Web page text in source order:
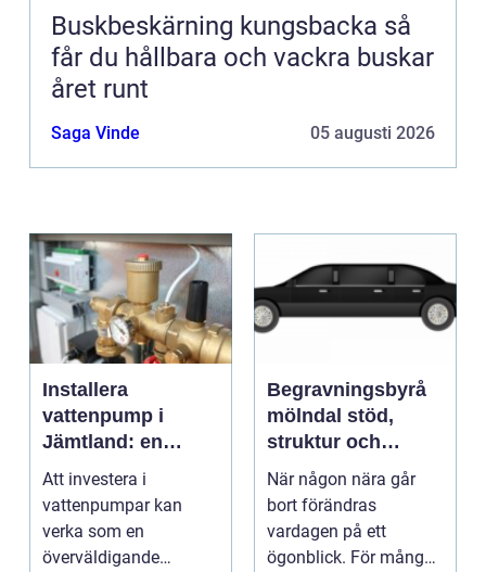
Buskbeskärning kungsbacka så
får du hållbara och vackra buskar
året runt
Saga Vinde 05 augusti 2026
Installera
vattenpump i
Jämtland: en
guide till hållbara
och effektiva
lösningar
Att investera i
vattenpumpar kan
verka som en
överväldigande
Begravningsbyrå
mölndal stöd,
struktur och
omtanke i en svår
tid
När någon nära går
bort förändras
vardagen på ett
ögonblick. För många i